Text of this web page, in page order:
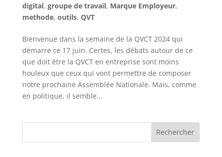
digital, groupe de travail, Marque Employeur,
methode, outils, QVT
Bienvenue dans la semaine de la QVCT 2024 qui
démarre ce 17 juin. Certes, les débats autour de ce
que doit être la QVCT en entreprise sont moins
houleux que ceux qui vont permettre de composer
notre prochaine Assemblée Nationale. Mais, comme
en politique, il semble...
Rechercher